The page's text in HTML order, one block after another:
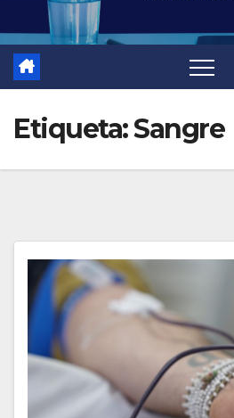
Etiqueta:Sangre